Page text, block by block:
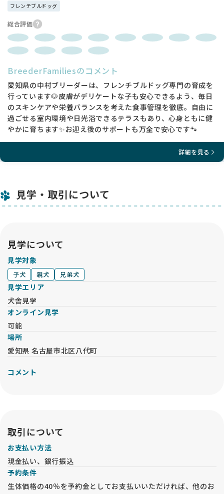
フレンチブルドッグ
総合評価
BreederFamiliesのコメント
愛知県の中村ブリーダーは、フレンチブルドッグ専門の育成を
行っています🐶皮膚がデリケートな子も安心できるよう、毎日
のスキンケアや栄養バランスを考えた食事管理を徹底。自由に
過ごせる室内環境や日光浴できるテラスもあり、心身ともに健
やかに育ちます✨お迎え後のサポートも万全で安心です🐾
詳細を見る
見学・取引について
見学について
見学対象
子犬 親犬 兄弟犬
見学エリア
犬舎見学
オンライン見学
可能
場所
愛知県 名古屋市北区八代町
コメント
取引について
お支払い方法
現金払い、銀行振込
予約条件
生体価格の40％を予約金としてお支払いいただければ、他のお